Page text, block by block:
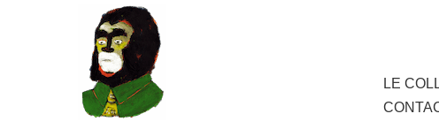
MENU
Aller
contenu
LE